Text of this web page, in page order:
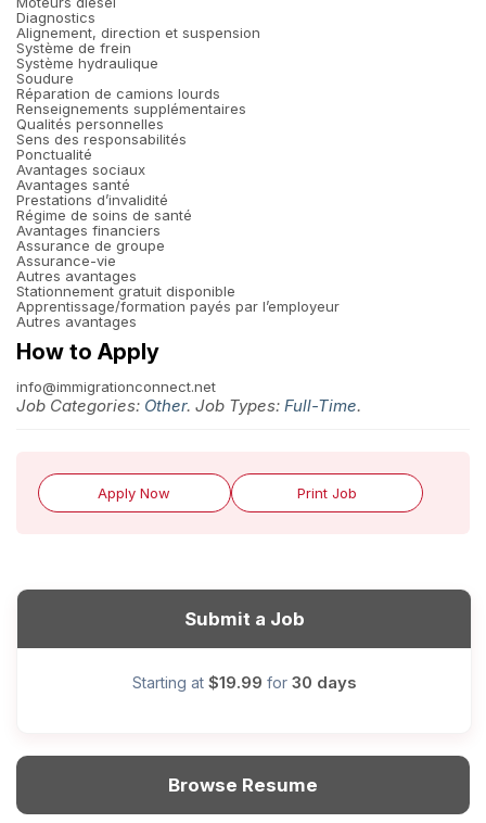
Diagnostics
Alignement, direction et suspension
Système de frein
Système hydraulique
Soudure
Réparation de camions lourds
Renseignements supplémentaires
Qualités personnelles
Sens des responsabilités
Ponctualité
Avantages sociaux
Avantages santé
Prestations d’invalidité
Régime de soins de santé
Avantages financiers
Assurance de groupe
Assurance-vie
Autres avantages
Stationnement gratuit disponible
Apprentissage/formation payés par l’employeur
Autres avantages
How to Apply
info@immigrationconnect.net
Job Categories: Other. Job Types: Full-Time.
Apply Now Print Job
Submit a Job
Starting at $19.99 for 30 days
Browse Resume